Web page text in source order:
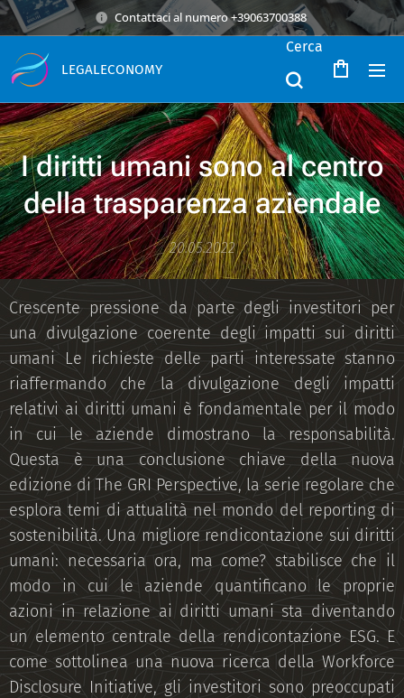
Contattaci al numero +39063700388
LEGALECONOMY
Cerca
I diritti umani sono al centro
della trasparenza aziendale
20.05.2022
Crescente pressione da parte degli investitori per
una divulgazione coerente degli impatti sui diritti
umani Le richieste delle parti interessate stanno
riaffermando che la divulgazione degli impatti
relativi ai diritti umani è fondamentale per il modo
in cui le aziende dimostrano la responsabilità.
Questa è una conclusione chiave della nuova
edizione di The GRI Perspective, la serie regolare che
esplora temi di attualità nel mondo del reporting di
sostenibilità. Una migliore rendicontazione sui diritti
umani: necessaria ora, ma come? stabilisce che il
modo in cui le aziende quantificano le proprie
azioni in relazione ai diritti umani sta diventando
un elemento centrale della rendicontazione ESG. E
come sottolinea una nuova ricerca della Workforce
Disclosure Initiative, gli investitori sono preoccupati